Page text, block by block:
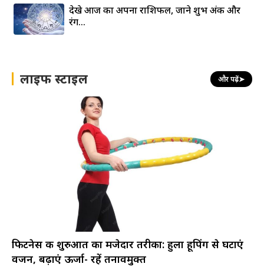
देखे आज का अपना राशिफल, जाने शुभ अंक और
रंग…
लाइफ स्टाइल और पढ़ें➤
फिटनेस की शुरुआत का मजेदार तरीका: हुला हूपिंग से घटाएं
वजन, बढ़ाएं ऊर्जा- रहें तनावमुक्त